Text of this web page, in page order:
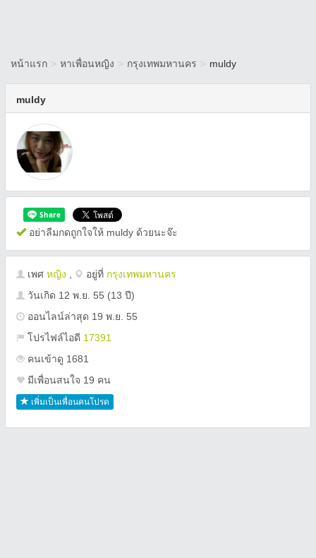
หน้าแรก > หาเพื่อนหญิง > กรุงเทพมหานคร > muldy
muldy
อย่าลืมกดถูกใจให้ muldy ด้วยนะจ๊ะ
เพศ หญิง อยู่ที่ กรุงเทพมหานคร
วันเกิด 12 พ.ย. 55 (13 ปี)
ออนไลน์ล่าสุด 19 พ.ย. 55
โปรไฟล์ไอดี 17391
คนเข้าดู 1681
มีเพื่อนสนใจ 19 คน
เพิ่มเป็นเพื่อนคนโปรด